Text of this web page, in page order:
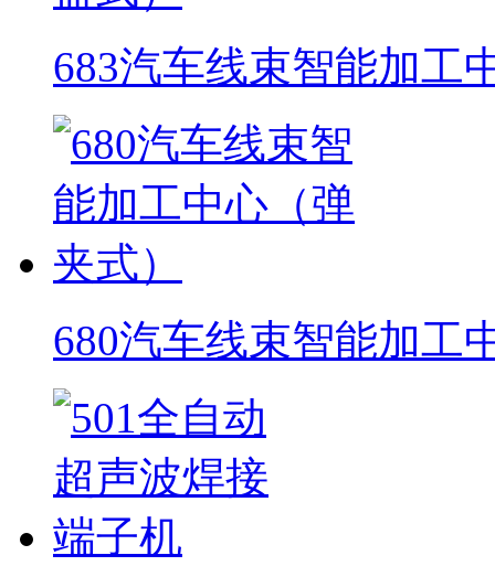
683汽车线束智能加工
680汽车线束智能加工